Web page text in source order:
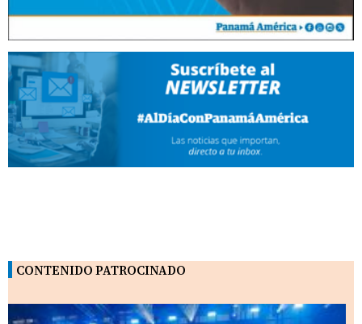
CONTENIDO PATROCINADO